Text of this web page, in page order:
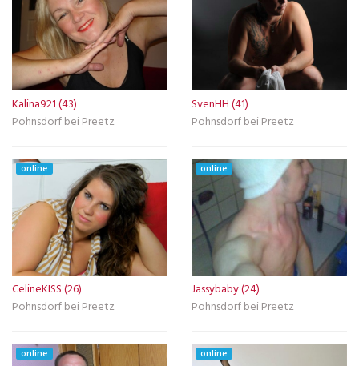
Kalina921 (43)
Pohnsdorf bei Preetz
SvenHH (41)
Pohnsdorf bei Preetz
online
CelineKISS (26)
Pohnsdorf bei Preetz
online
Jassybaby (24)
Pohnsdorf bei Preetz
online online